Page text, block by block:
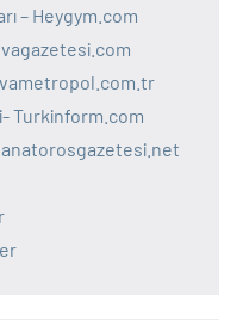
– Heygym.com
Turkinform.com